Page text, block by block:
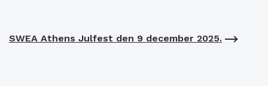
SWEA Athens Julfest den 9 december 2025.